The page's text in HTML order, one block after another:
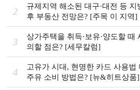
2
규제지역 해소된 대구·대전 등 지
후 부동산 전망은? [주목 이 지역]
3
상가주택을 취득·보유·양도할 때
의할 점은? [세무칼럼]
4
고유가 시대, 현명한 카드 사용법
주유 소비 방법은? [뉴&히트상품]